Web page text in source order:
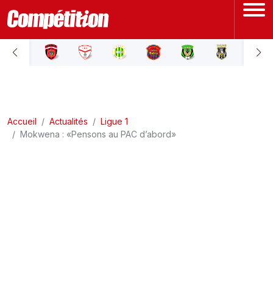
ACCUEIL
LIGUE 2
Accueil Actualités
Ligue 1
Mokwena : «Pensons au PAC d’abord»